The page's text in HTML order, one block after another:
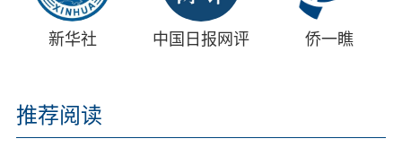
新华社 中国日报网评 侨一瞧
推荐阅读